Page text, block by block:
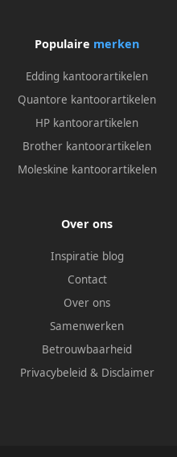
Populaire merken
Edding kantoorartikelen
Quantore kantoorartikelen
HP kantoorartikelen
Brother kantoorartikelen
Moleskine kantoorartikelen
Over ons
Inspiratie blog
Contact
Over ons
Samenwerken
Betrouwbaarheid
Privacybeleid & Disclaimer